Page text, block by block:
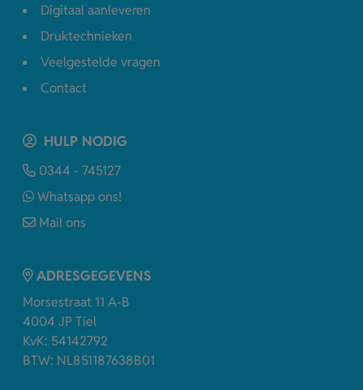
Digitaal aanleveren
Druktechnieken
Veelgestelde vragen
Contact
HULP NODIG
0344 - 745127
Whatsapp ons!
Mail ons
ADRESGEGEVENS
Morsestraat 11 A-B
4004 JP Tiel
KvK: 54142792
BTW: NL851187638B01